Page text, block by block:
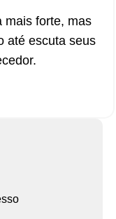
mais forte, mas
até escuta seus